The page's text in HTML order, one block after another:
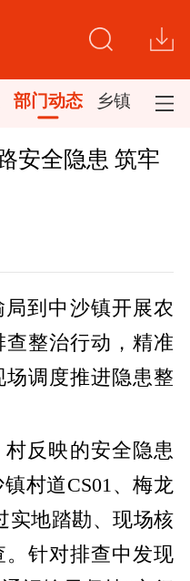
部门动态 乡镇新闻
安全隐患 筑牢
到中沙镇开展农
整治行动，精准
调度推进隐患整
反映的安全隐患
村道CS01、梅龙
实地踏勘、现场核
针对排查中发现